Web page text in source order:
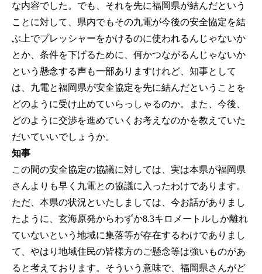
な内容でした。でも、それを先に福岡県が結んだという
ことに対して、県内でもその九電が今後の安全協定を結
ぶ上でプレッシャーをかけるのに使われるんじゃないか
とか、条件を下げるために、何かつながるんじゃないか
という懸念する声も一部ありますけれど、知事として
は、九電と福岡県が安全協定を先に結んだということを
どのように受け止めていらっしゃるのか。また、今後、
どのように交渉を進めていくお考えなのかを教えていた
だいていいでしょうか。
知事
この間の安全協定の協議に対しては、実は本県が福岡県
さんよりも早く九電との協議に入ったわけであります。
ただ、本県の状況といたしましては、今お話がありまし
たように、玄海原発からわずか8.3キロメートルしか離れ
ていないという地域に集落等が存在するわけでありまし
て、やはり地域住民の皆様方のご懸念等は強いものがあ
ると考えております。そういう意味で、福岡県さんがど